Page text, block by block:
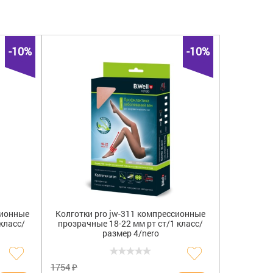
(14)
(2)
B.Well
Calze GT
ГМБХ Рехард технологии(3)
Кальце Джи.Ти.С.р.л.(9)
ТОНУС
(2)
(2)
-10% -10%
Колготки pro jw-311 компрессионные
прозрачные 18-22 мм рт ст/1 класс/
размер 4/nero
1754₽